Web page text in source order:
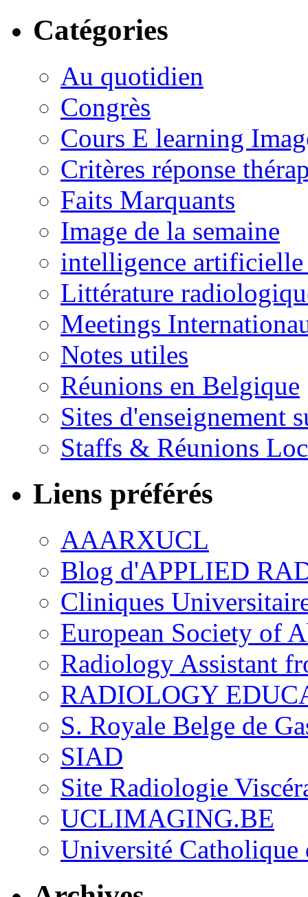
Catégories
Au quotidien
Congrès
Cours E learning
Critères réponse
Faits Marquants
Image de la semaine
intelligence
Littérature
Meetings
Notes utiles
Réunions en Belgique
Sites d'enseignement
Staffs & Réunions
Liens préférés
AAARXUCL
Blog d'APPLIED
Cliniques
European Society of
Radiology Assistant
RADIOLOGY
S. Royale Belge de
SIAD
Site Radiologie
UCLIMAGING.BE
Université Catholique